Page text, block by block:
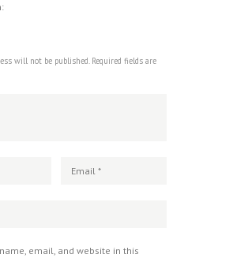
will not be published. Required fields are
email, and website in this